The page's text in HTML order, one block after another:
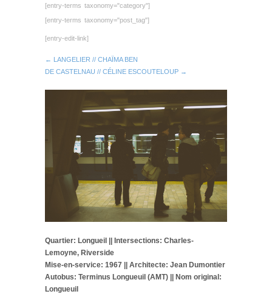
[entry-terms taxonomy="category"]
[entry-terms taxonomy="post_tag"]
[entry-edit-link]
← LANGELIER // CHAÏMA BEN
DE CASTELNAU // CÉLINE ESCOUTELOUP →
Quartier: Longueil || Intersections: Charles-
Lemoyne, Riverside
Mise-en-service: 1967 || Architecte: Jean Dumontier
Autobus: Terminus Longueuil (AMT) || Nom original:
Longueuil